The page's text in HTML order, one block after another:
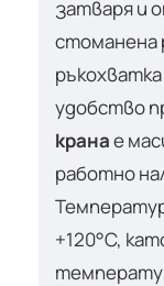
затваря и
стоманена
удобство
кранае
работно
+120°C,